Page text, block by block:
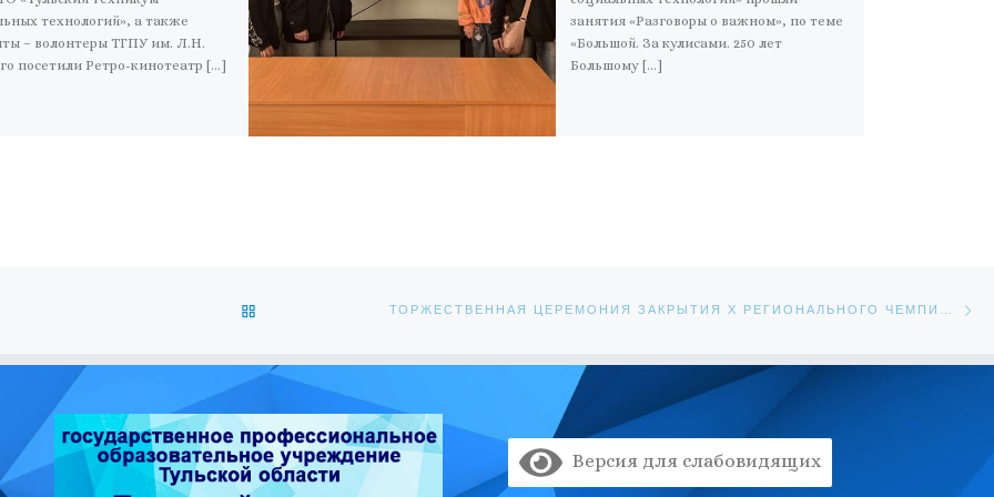
технологий», а также
– волонтеры ТГПУ им. Л.Н.
посетили Ретро-кинотеатр […]
занятия «Разговоры о важном», по теме
«Большой. За кулисами. 250 лет
Большому […]
ОБРАТНО К СПИСКУ ЗАПИСЕЙ
Версия для слабовидящих